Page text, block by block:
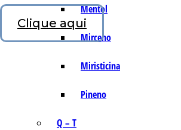
Mentol
Mirceno
Miristicina
Pineno
Q – T
Clique aqui